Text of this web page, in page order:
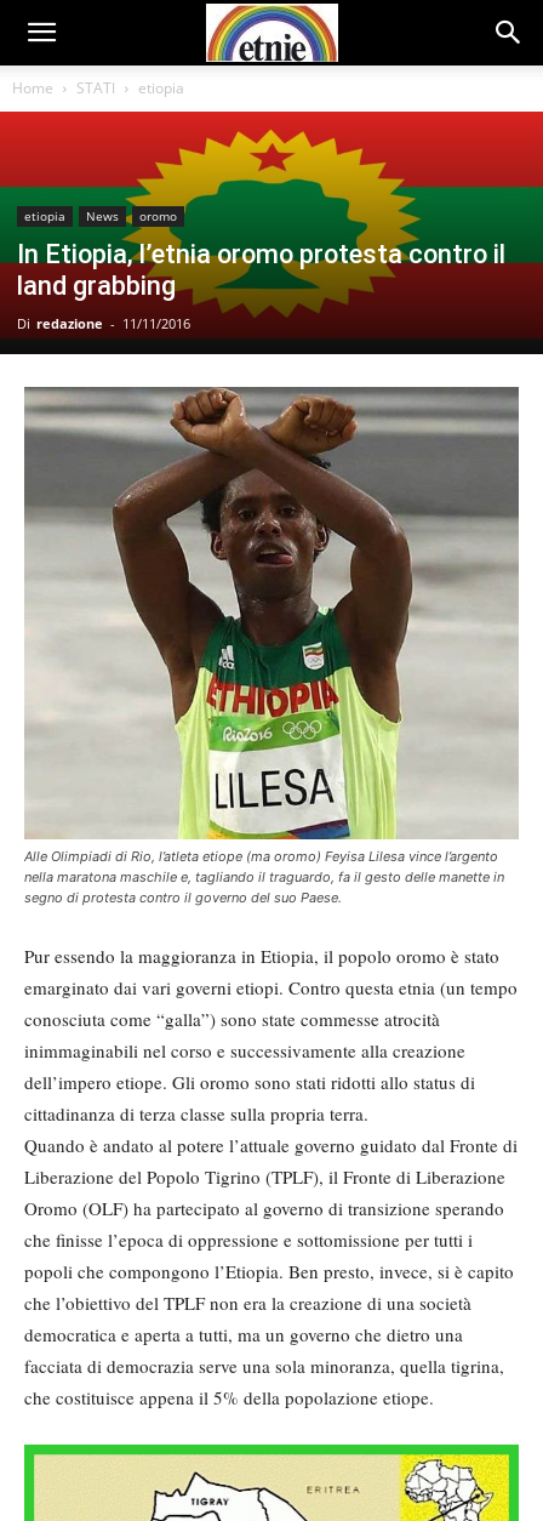
Home STATI etiopia
etiopia News oromo
In Etiopia, l’etnia oromo protesta contro il
land grabbing
Di redazione - 11/11/2016
Alle Olimpiadi di Rio, l’atleta etiope (ma oromo) Feyisa Lilesa vince l’argento
nella maratona maschile e, tagliando il traguardo, fa il gesto delle manette in
segno di protesta contro il governo del suo Paese.
Pur essendo la maggioranza in Etiopia, il popolo oromo è stato
emarginato dai vari governi etiopi. Contro questa etnia (un tempo
conosciuta come “galla”) sono state commesse atrocità
inimmaginabili nel corso e successivamente alla creazione
dell’impero etiope. Gli oromo sono stati ridotti allo status di
cittadinanza di terza classe sulla propria terra.
Quando è andato al potere l’attuale governo guidato dal Fronte di
Liberazione del Popolo Tigrino (TPLF), il Fronte di Liberazione
Oromo (OLF) ha partecipato al governo di transizione sperando
che finisse l’epoca di oppressione e sottomissione per tutti i
popoli che compongono l’Etiopia. Ben presto, invece, si è capito
che l’obiettivo del TPLF non era la creazione di una società
democratica e aperta a tutti, ma un governo che dietro una
facciata di democrazia serve una sola minoranza, quella tigrina,
che costituisce appena il 5% della popolazione etiope.